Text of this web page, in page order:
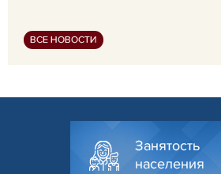
ВСЕ НОВОСТИ
Занятость
населения